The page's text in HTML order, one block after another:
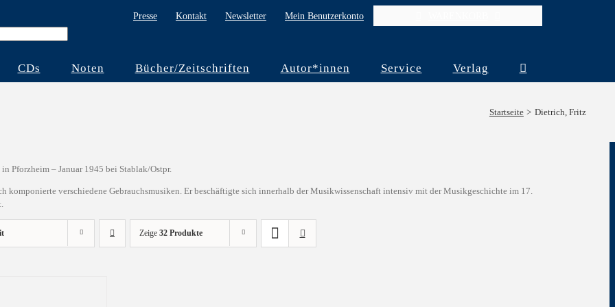
Presse Kontakt Newsletter Mein Benutzerkonto
CDs Noten Bücher/Zeitschriften Autor*innen Service Verlag
Startseite Dietrich, Fritz
Pforzheim – Januar 1945 bei Stablak/Ostpr.
komponierte verschiedene Gebrauchsmusiken. Er beschäftigte sich innerhalb der Musikwissenschaft intensiv mit der Musikgeschichte im 17.
Zeige 32 Produkte